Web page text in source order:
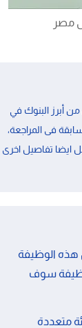
مصر
أبرز البنوك في
فى المراجعة،
ايضا تفاصيل اخرى
هذه الوظيفة
سوف
متعددة